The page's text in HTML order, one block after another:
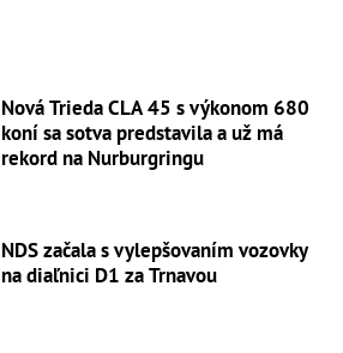
Nová Trieda CLA 45 s výkonom 680
koní sa sotva predstavila a už má
rekord na Nurburgringu
NDS začala s vylepšovaním vozovky
na diaľnici D1 za Trnavou